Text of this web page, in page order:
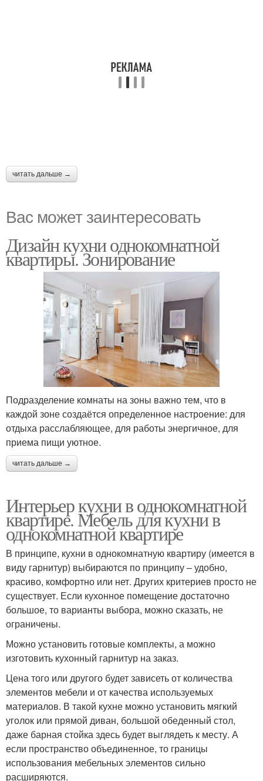
читать дальше →
Вас может заинтересовать
Дизайн кухни однокомнатной
квартиры. Зонирование
Подразделение комнаты на зоны важно тем, что в
каждой зоне создаётся определенное настроение: для
отдыха расслабляющее, для работы энергичное, для
приема пищи уютное.
читать дальше →
Интерьер кухни в однокомнатной
квартире. Мебель для кухни в
однокомнатной квартире
В принципе, кухни в однокомнатную квартиру (имеется в
виду гарнитур) выбираются по принципу – удобно,
красиво, комфортно или нет. Других критериев просто не
существует. Если кухонное помещение достаточно
большое, то варианты выбора, можно сказать, не
ограничены.
Можно установить готовые комплекты, а можно
изготовить кухонный гарнитур на заказ.
Цена того или другого будет зависеть от количества
элементов мебели и от качества используемых
материалов. В такой кухне можно установить мягкий
уголок или прямой диван, большой обеденный стол,
даже барная стойка здесь будет выглядеть к месту. А
если пространство объединенное, то границы
использования мебельных элементов сильно
расширяются.